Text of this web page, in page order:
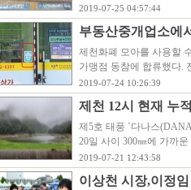
2019-07-25 04:57:44
부동산중개업소
제천화폐 모아를 사용할
가맹점 동참에 합류했다.
2019-07-24 10:26:39
제천 12시 현재 누
제5호 태풍 `다나스
20일 사이 300㎜에 가까
2019-07-21 12:43:58
이상천 시장,이정